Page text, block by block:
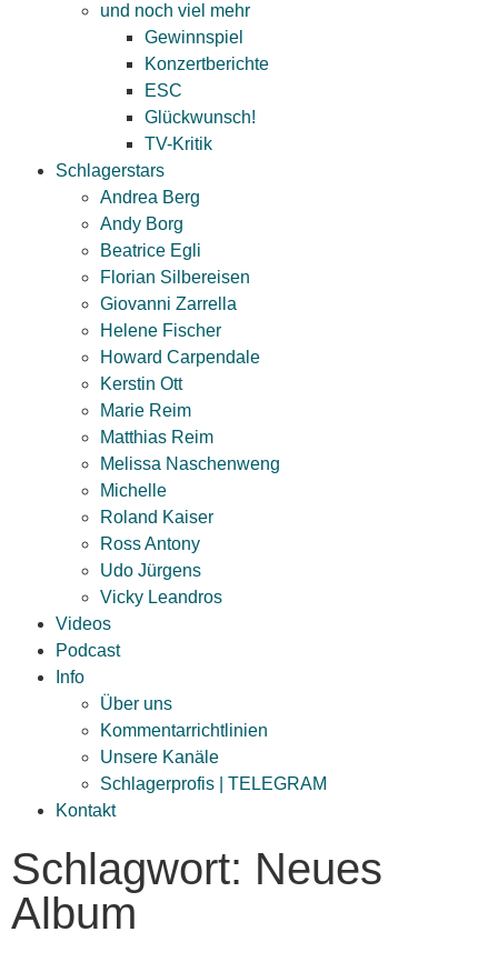
und noch viel mehr
Gewinnspiel
Konzertberichte
ESC
Glückwunsch!
TV-Kritik
Schlagerstars
Andrea Berg
Andy Borg
Beatrice Egli
Florian Silbereisen
Giovanni Zarrella
Helene Fischer
Howard Carpendale
Kerstin Ott
Marie Reim
Matthias Reim
Melissa Naschenweng
Michelle
Roland Kaiser
Ross Antony
Udo Jürgens
Vicky Leandros
Videos
Podcast
Info
Über uns
Kommentarrichtlinien
Unsere Kanäle
Schlagerprofis | TELEGRAM
Kontakt
Schlagwort: Neues
Album